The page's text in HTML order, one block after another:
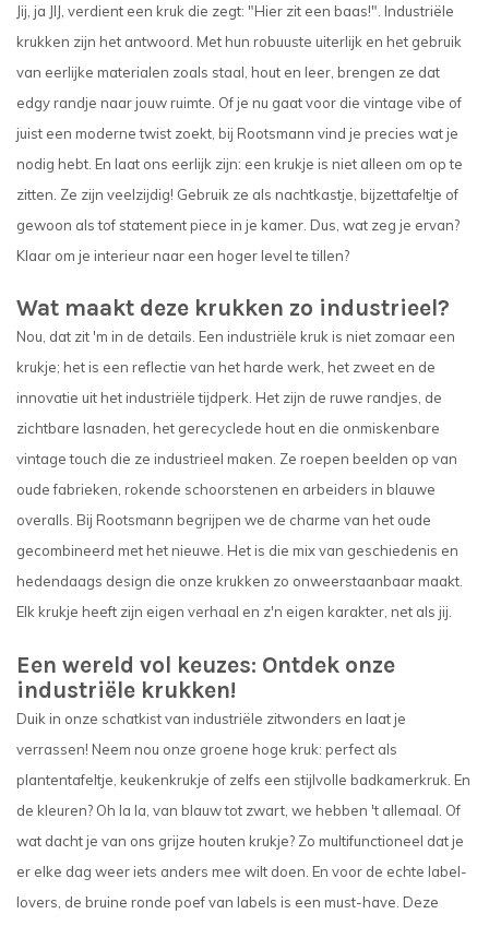
Jij, ja JIJ, verdient een kruk die zegt: "Hier zit een baas!". Industriële
krukken zijn het antwoord. Met hun robuuste uiterlijk en het gebruik
van eerlijke materialen zoals staal, hout en leer, brengen ze dat
edgy randje naar jouw ruimte. Of je nu gaat voor die vintage vibe of
juist een moderne twist zoekt, bij Rootsmann vind je precies wat je
nodig hebt. En laat ons eerlijk zijn: een krukje is niet alleen om op te
zitten. Ze zijn veelzijdig! Gebruik ze als nachtkastje, bijzettafeltje of
gewoon als tof statement piece in je kamer. Dus, wat zeg je ervan?
Klaar om je interieur naar een hoger level te tillen?
Wat maakt deze krukken zo industrieel?
Nou, dat zit 'm in de details. Een industriële kruk is niet zomaar een
krukje; het is een reflectie van het harde werk, het zweet en de
innovatie uit het industriële tijdperk. Het zijn de ruwe randjes, de
zichtbare lasnaden, het gerecyclede hout en die onmiskenbare
vintage touch die ze industrieel maken. Ze roepen beelden op van
oude fabrieken, rokende schoorstenen en arbeiders in blauwe
overalls. Bij Rootsmann begrijpen we de charme van het oude
gecombineerd met het nieuwe. Het is die mix van geschiedenis en
hedendaags design die onze krukken zo onweerstaanbaar maakt.
Elk krukje heeft zijn eigen verhaal en z'n eigen karakter, net als jij.
Een wereld vol keuzes: Ontdek onze
industriële krukken!
Duik in onze schatkist van industriële zitwonders en laat je
verrassen! Neem nou onze groene hoge kruk: perfect als
plantentafeltje, keukenkrukje of zelfs een stijlvolle badkamerkruk. En
de kleuren? Oh la la, van blauw tot zwart, we hebben 't allemaal. Of
wat dacht je van ons grijze houten krukje? Zo multifunctioneel dat je
er elke dag weer iets anders mee wilt doen. En voor de echte label-
lovers, de bruine ronde poef van labels is een must-have. Deze